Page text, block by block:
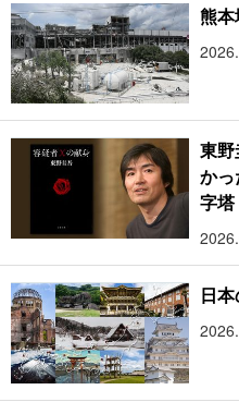
熊
東
か
字
日